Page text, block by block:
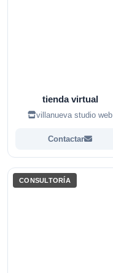
tienda virtual
villanueva studio web
Contactar
CONSULTORÍA